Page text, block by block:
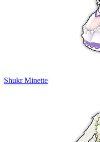
Shukr Minette